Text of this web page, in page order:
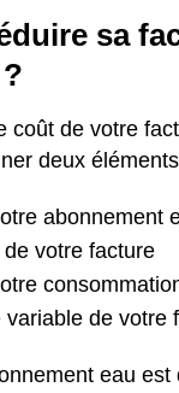
sa
coût de votre
deux
abonnement
de votre facture
variable de votre
eau est